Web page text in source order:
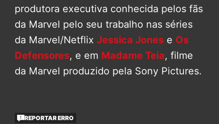
produtora executiva conhecida pelos fãs
da Marvel pelo seu trabalho nas séries
da Marvel/Netflix Jessica Jones e Os
Defensores, e em Madame Teia, filme
da Marvel produzido pela Sony Pictures.
REPORTAR ERRO